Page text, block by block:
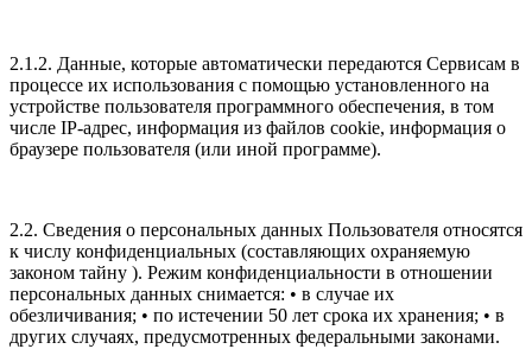
2.1.2. Данные, которые автоматически передаются Сервисам в
процессе их использования с помощью установленного на
устройстве пользователя программного обеспечения, в том
числе IP-адрес, информация из файлов cookie, информация о
браузере пользователя (или иной программе).
2.2. Сведения о персональных данных Пользователя относятся
к числу конфиденциальных (составляющих охраняемую
законом тайну ). Режим конфиденциальности в отношении
персональных данных снимается: • в случае их
обезличивания; • по истечении 50 лет срока их хранения; • в
других случаях, предусмотренных федеральными законами.